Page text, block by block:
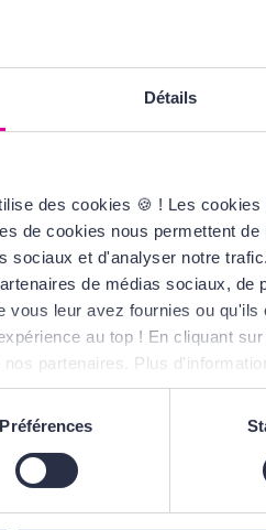
Détails
des cookies 🍪 ! Les
de cookies nous permettent
sociaux et d'analyser notre
de médias sociaux, de
leur avez fournies ou
au top ! En cliquant
partenaires. Plus
Préférences